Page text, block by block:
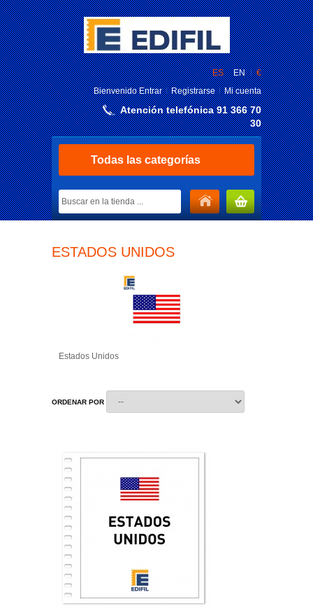
€
ES
EN
BienvenidoEntrar Registrarse Mi cuenta
Atención telefónica 91 366 70
30
Todas las categorías
MI CARRITO
ESTADOS UNIDOS
Estados Unidos
ORDENAR POR